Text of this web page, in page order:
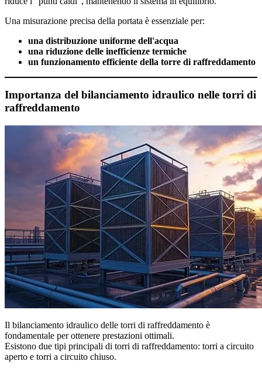
Una misurazione precisa della portata è essenziale per:
una distribuzione uniforme dell'acqua
una riduzione delle inefficienze termiche
un funzionamento efficiente della torre di raffreddamento
Importanza del bilanciamento idraulico nelle torri di
raffreddamento
Il bilanciamento idraulico delle torri di raffreddamento è
fondamentale per ottenere prestazioni ottimali.
Esistono due tipi principali di torri di raffreddamento: torri a circuito
aperto e torri a circuito chiuso.